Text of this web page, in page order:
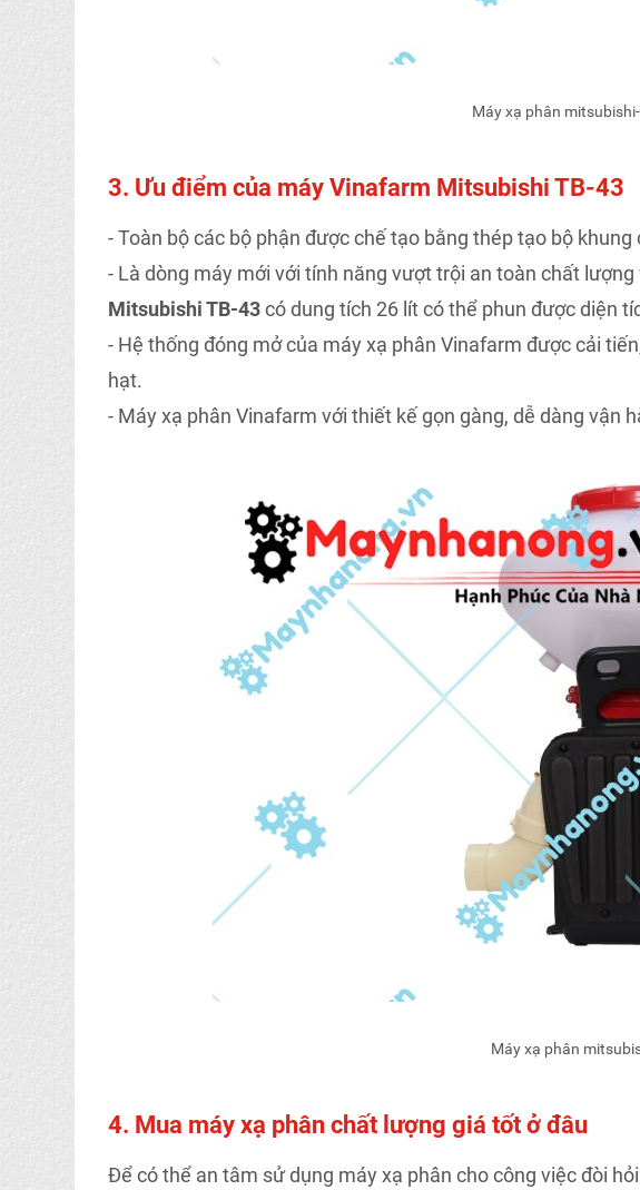
Máy xạ phân
3. Ưu điểm của máy Vinafarm Mitsubishi TB-43
- Toàn bộ các bộ phận được chế tạo bằng thép tạo bộ khung
- Là dòng máy mới với tính năng vượt trội an toàn chất lượng
Mitsubishi TB-43có dung tích 26 lít có thể phun được diện
- Hệ thống đóng mở của máy xạ phân Vinafarm được cải
hạt.
- Máy xạ phân Vinafarm với thiết kế gọn gàng, dễ dàng vận
Máy xạ phân
4. Mua máy xạ phân chất lượng giá tốt ở đâu
Để có thể an tâm sử dụng máy xạ phân cho công việc đòi